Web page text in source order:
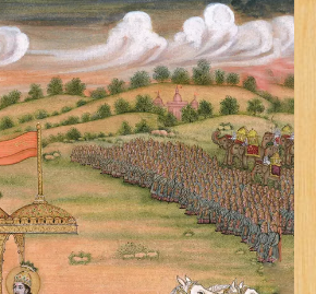
என்ன?
செயல்களில் பலனை எதிர்பார்க்காமலும்
வைக்காமலும் தொடர்ந்து செயலாற்றுதல் ஆகும்.
ஆரம்பித்த சாதகர் அதனை தொடர்ந்து
ஆரம்பத்தில் செய்த கர்மத்தின் பலனானது
உள்ளத்தில் விதை போல் ஊன்றி நின்று
செய்ய உந்துதலை கொடுத்துக்
கர்ம யோகத்தை சரியாக செய்யும் போது
செய்துவிட்டாலும் கூட பாவங்கள் ஏற்படாது. இந்த
பந்தம் என்னும் பிடியிலிருந்து காப்பாற்றி